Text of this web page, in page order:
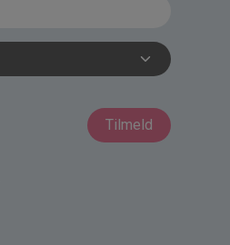
Tilmeld